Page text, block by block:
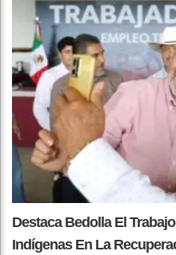
Destaca Bedolla El
Indígenas En La